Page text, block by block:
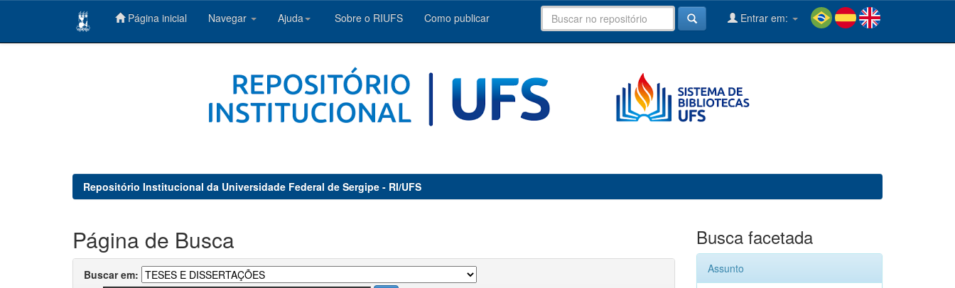
Página inicial Navegar Ajuda Sobre o RIUFS Como publicar Entrar em:
Repositório Institucional da Universidade Federal de Sergipe - RI/UFS
Página de Busca
Buscar em:
Busca facetada
Assunto